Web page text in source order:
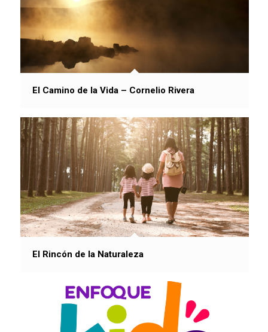
El Camino de la Vida – Cornelio Rivera
El Rincón de la Naturaleza